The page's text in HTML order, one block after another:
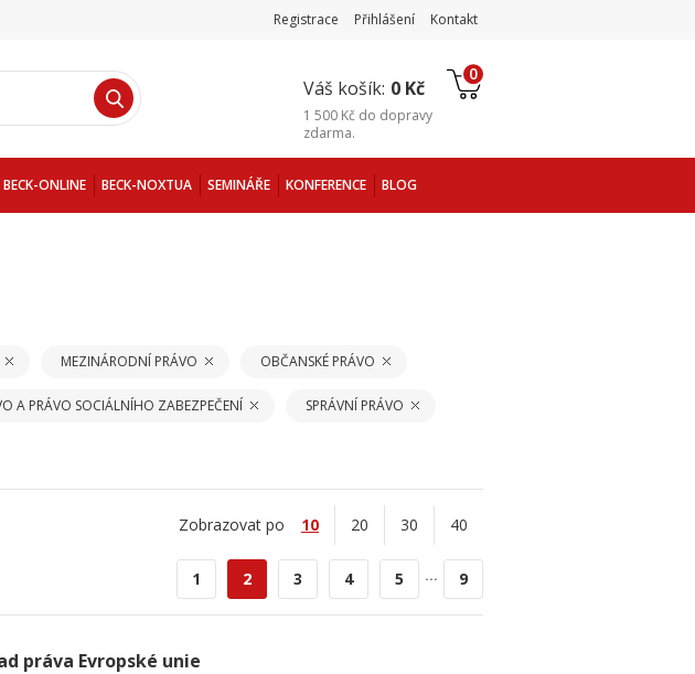
Registrace Přihlášení Kontakt
Váš košík: 0 Kč
0
1 500 Kč do dopravy
zdarma.
BECK-ONLINE BECK-NOXTUA SEMINÁŘE KONFERENCE BLOG
MEZINÁRODNÍ PRÁVO OBČANSKÉ PRÁVO
A PRÁVO SOCIÁLNÍHO ZABEZPEČENÍ SPRÁVNÍ PRÁVO
Zobrazovat po 10 20 30 40
1 2 3 4 5 ... 9
práva Evropské unie